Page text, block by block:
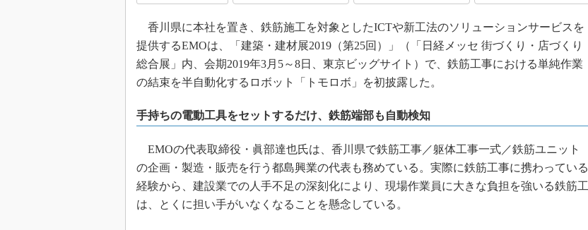
香川県に本社を置き、鉄筋施工を対象としたICTや新工法のソリューションサービスを
提供するEMOは、「建築・建材展2019（第25回）」（「日経メッセ 街づくり・店づくり
総合展」内、会期2019年3月5～8日、東京ビッグサイト）で、鉄筋工事における単純作業
の結束を半自動化するロボット「トモロボ」を初披露した。
手持ちの電動工具をセットするだけ、鉄筋端部も自動検知
EMOの代表取締役・眞部達也氏は、香川県で鉄筋工事／躯体工事一式／鉄筋ユニット
の企画・製造・販売を行う都島興業の代表も務めている。実際に鉄筋工事に携わっている
経験から、建設業での人手不足の深刻化により、現場作業員に大きな負担を強いる鉄筋工
は、とくに担い手がいなくなることを懸念している。